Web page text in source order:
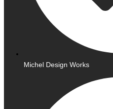
Michel Design Works